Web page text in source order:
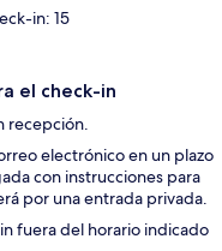
in: 15
el check-in
recepción.
electrónico en un plazo
con instrucciones para
por una entrada privada.
fuera del horario indicado